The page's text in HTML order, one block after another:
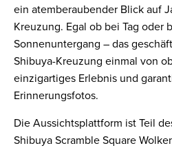
ein atemberaubender Blick auf
Kreuzung. Egal ob bei Tag oder
Sonnenuntergang – das
Shibuya-Kreuzung einmal von
einzigartiges Erlebnis und
Erinnerungsfotos.
Die Aussichtsplattform ist Teil
Shibuya Scramble Square